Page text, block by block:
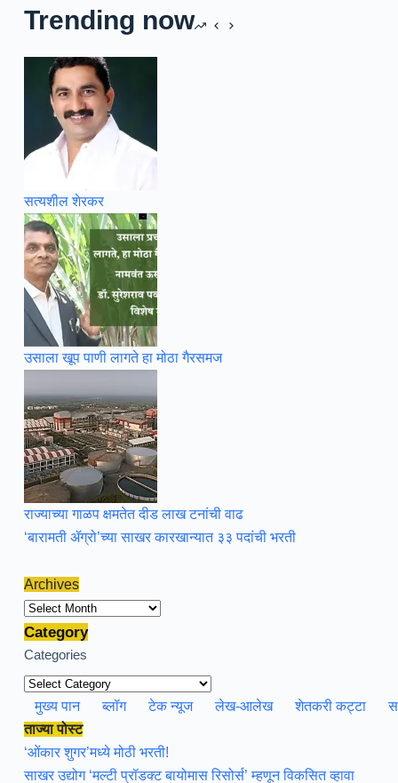
Trending now
सत्यशील शेरकर
उसाला खूप पाणी लागते हा मोठा गैरसमज
राज्याच्या गाळप क्षमतेत दीड लाख टनांची वाढ
‘बारामती ॲग्रो’च्या साखर कारखान्यात ३३ पदांची भरती
Archives
Archives
Category
Categories
मुख्य पान ब्लॉग टेक न्यूज लेख-आलेख शेतकरी कट्टा
ताज्या पोस्ट
‘ओंकार शुगर’मध्ये मोठी भरती!
साखर उद्योग ‘मल्टी प्रॉडक्ट बायोमास रिसोर्स’ म्हणून विकसित व्हावा